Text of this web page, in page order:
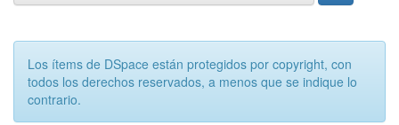
Los ítems de DSpace están protegidos por copyright, con
todos los derechos reservados, a menos que se indique lo
contrario.